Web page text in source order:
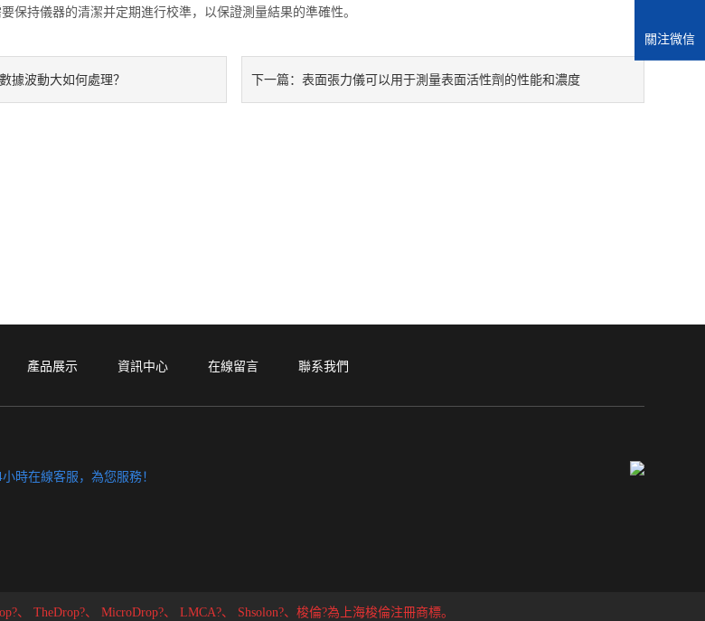
保持儀器的清潔并定期進行校準，以保證測量結果的準確性。
據波動大如何處理？ 下一篇：表面張力儀可以用于測量表面活性劑的性能和濃度
產品展示 資訊中心 在線留言 聯系我們
小時在線客服，為您服務！
、 TheDrop?、 MicroDrop?、 LMCA?、 Shsolon?、梭倫?為上海梭倫注冊商標。
關注微信